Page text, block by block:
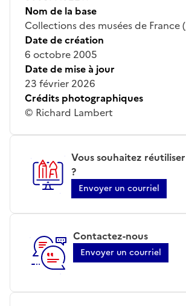
Nom de la base
Collections des musées de France
Date de création
6 octobre 2005
Date de mise à jour
23 février 2026
Crédits photographiques
© Richard Lambert
Vous souhaitez
?
Envoyer un courriel
Contactez-nous
Envoyer un courriel